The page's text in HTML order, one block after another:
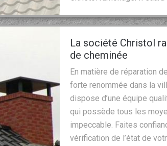
La société Christol
de cheminée
En matière de réparation
forte renommée dans la
dispose d’une équipe
qui possède tous les
impeccable. Faites
vérification de l’état de